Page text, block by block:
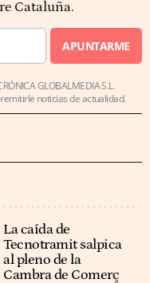
Cataluña.
APUNTARME
GLOBALMEDIA S.L.
noticias de actualidad.
La caída de
Tecnotramit salpica
al pleno de la
Cambra de Comerç